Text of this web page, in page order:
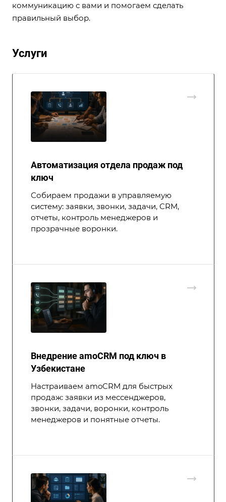
коммуникацию с вами и помогаем сделать
правильный выбор.
Услуги
Автоматизация отдела продаж под
ключ
Собираем продажи в управляемую
систему: заявки, звонки, задачи, CRM,
отчеты, контроль менеджеров и
прозрачные воронки.
Внедрение amoCRM под ключ в
Узбекистане
Настраиваем amoCRM для быстрых
продаж: заявки из мессенджеров,
звонки, задачи, воронки, контроль
менеджеров и понятные отчеты.